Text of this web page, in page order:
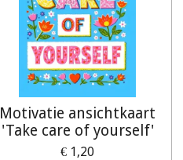
Motivatie ansichtkaart
'Take care of yourself'
€ 1,20